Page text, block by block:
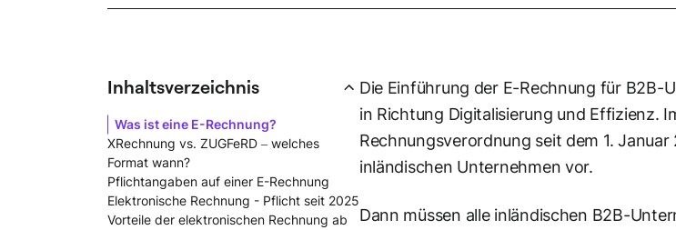
Die Einführung der E-Rechnung für
in Richtung Digitalisierung und Effizienz.
Rechnungsverordnung seit dem 1.
inländischen Unternehmen vor.
Dann müssen alle inländischen B2B-
Inhaltsverzeichnis
Was ist eine E-Rechnung?
XRechnung vs. ZUGFeRD – welches
Format wann?
Pflichtangaben auf einer E-Rechnung
Elektronische Rechnung - Pflicht seit 2025
Vorteile der elektronischen Rechnung ab